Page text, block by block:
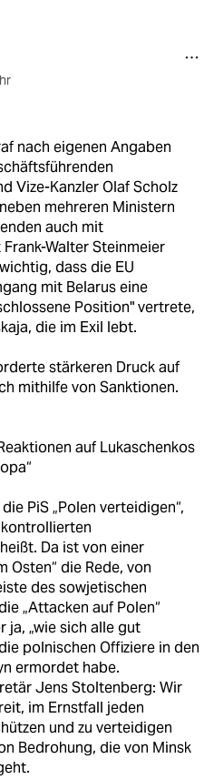
nach eigenen Angaben
Vize-Kanzler Olaf Scholz
mehreren Ministern
auch mit
Walter Steinmeier
dass die EU
mit Belarus eine
Position" vertrete,
die im Exil lebt.
stärkeren Druck auf
mithilfe von Sanktionen.
auf Lukaschenkos
PiS „Polen verteidigen“,
Da ist von einer
Osten“ die Rede, von
des sowjetischen
„Attacken auf Polen“
ja, „wie sich alle gut
polnischen Offiziere in den
ermordet habe.
Jens Stoltenberg: Wir
im Ernstfall jeden
und zu verteidigen
Bedrohung, die von Minsk